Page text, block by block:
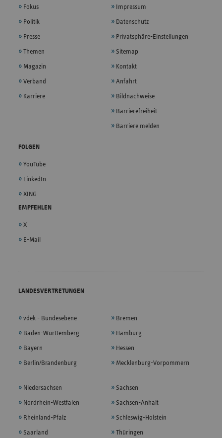
Fokus
Politik
Presse
Themen
Magazin
Verband
Karriere
Impressum
Datenschutz
Privatsphäre-Einstellungen
Sitemap
Kontakt
Anfahrt
Bildnachweise
Barrierefreiheit
Barriere melden
FOLGEN
YouTube
LinkedIn
XING
EMPFEHLEN
X
E-Mail
LANDESVERTRETUNGEN
vdek - Bundesebene
Baden-Württemberg
Bayern
Berlin/Brandenburg
Bremen
Hamburg
Hessen
Mecklenburg-Vorpommern
Niedersachsen
Nordrhein-Westfalen
Rheinland-Pfalz
Saarland
Sachsen
Sachsen-Anhalt
Schleswig-Holstein
Thüringen